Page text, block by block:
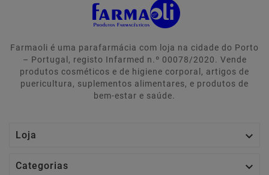
Farmaoli é uma parafarmácia com loja na cidade do Porto
– Portugal, registo Infarmed n.º 00078/2020. Vende
produtos cosméticos e de higiene corporal, artigos de
puericultura, suplementos alimentares, e produtos de
bem-estar e saúde.
Loja 
Categorias 